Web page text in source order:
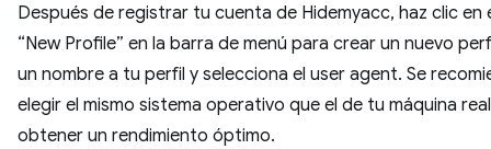
Después de registrar tu cuenta de Hidemyacc, haz clic en
“New Profile” en la barra de menú para crear un nuevo
un nombre a tu perfil y selecciona el user agent. Se
elegir el mismo sistema operativo que el de tu máquina
obtener un rendimiento óptimo.